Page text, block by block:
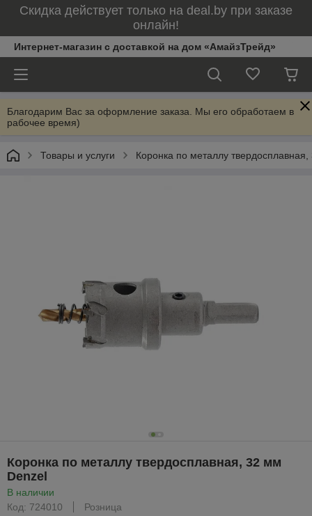
Скидка действует только на deal.by при заказе
онлайн!
Интернет-магазин с доставкой на дом «АмайзТрейд»
Благодарим Вас за оформление заказа. Мы его обработаем в
рабочее время)
Товары и услуги Коронка по металлу
Коронка по металлу твердосплавная, 32 мм
Denzel
В наличии
Код: 724010
Розница